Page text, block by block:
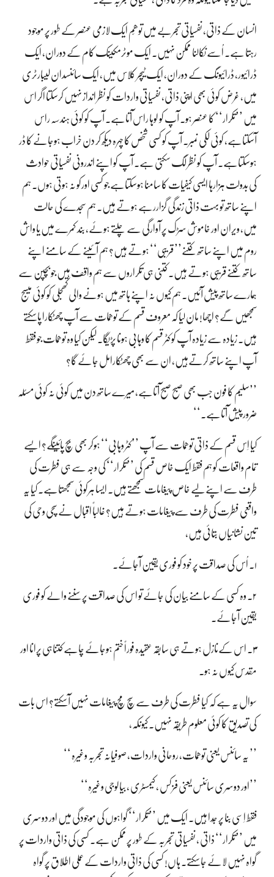
انسان کے ذاتی، نفسیاتی تجربے میں توھّم ایک لازمی عنصر کے طور پر موجود
رہتا ہے۔ اُسے نکالنا ممکن نہیں۔ ایک موٹرمکینک کام کے دوران، ایک
ڈرائیور، ڈرائیونگ کے دوران، ایک ٹیچر کلاس میں، ایک سائنسدان لیبارٹری
میں، غرض کوئی بھی اپنی ذاتی، نفسیاتی واردات کو نظر انداز نہیں کرسکتا اگر اس
میں ’’تکرار‘‘ کا عنصر ہو۔ آپ کو لوہا راس آتاہے۔ آپ کو کوئی ہندسہ راس
آسکتاہے، کوئی لَکی نمبر۔ آپ کو کسی شخص کا چہرہ دیکھ کر دن خراب ہوجانے کا ڈر
ہوسکتاہے۔ آپ کو نظر لگ سکتی ہے۔ آپ کو اپنے اندرونی نفسیاتی حوادث
کی بدولت ہزارہا ایسی کیفیات کا سامنا ہوسکتاہے جو کسی اورکو نہ ہوتی ہوں۔ ہم
اپنے ساتھ تو بہت ذاتی زندگی گزاررہے ہوتے ہیں۔ ہم سجدے کی حالت
میں، ویران اور خاموش سڑک پر آوارگی سے چلتے ہوئے، بند کمرے میں یا واش
روم میں اپنے ساتھ کتنے’’ قریبی‘‘ ہوتے ہیں؟ ہم آئینے کے سامنے اپنے
ساتھ کتنے قریبی ہوتے ہیں۔ کتنی ہی تکراروں سے ہم واقف ہیں جو بچپن سے
ہمارے ساتھ پیش آئیں۔ ہم کیوں نہ اپنے ہاتھ میں ہونے والی کھجلی کو کوئی میسج
سمجھیں گے؟ اچھا! مان لیا کہ معروف قسم کے توھّمات سے آپ چھٹکارا پاسکتے
ہیں۔ زیادہ سے زیادہ آپ کو کٹر قسم کا وہابی ہونا پڑیگا۔ لیکن کیا وہ توھّمات جو فقط
آپ اپنے ساتھ کرتےہیں، ان سے بھی چھٹکارامل جائے گا؟
’’سلیم کا فون جب بھی صبح صبح آتاہے، میرے ساتھ دن میں کوئی نہ کوئی مسئلہ
ضرور پیش آتاہے۔‘‘
کیا اِس قسم کے ذاتی توھّمات سے آپ ’’کٹر وہابی‘‘ ہوکر بھی بچ پائینگے؟ ایسے
تمام واقعات کو ہم فقط ایک خاص قسم کی ’’تکرار‘‘ کی وجہ سے ہی فطرت کی
طرف سے اپنے لیے خاص پیغامات سمجھتے ہیں۔ ایسا ہرکوئی سمجھتاہے۔ کیا یہ
واقعی فطرت کی طرف سے پیغامات ہوتے ہیں؟ غالباً اقبال نے سچی وحی کی
تین نشانیاں بتائی ہیں،
۲۔ وہ کسی کے سامنے بیان کی جائے تو اس کی صداقت پر سننے والے کو فوری
یقین آجائے۔
۳۔ اس کےنازل ہوتے ہی سابقہ عقیدہ فوراً ختم ہوجائے چاہے کتناہی پرانا اور
مقدس کیوں نہ ہو۔
سوال یہ ہے کہ کیا فطرت کی طرف سے سچ مچ پیغامات نہیں آسکتے؟ اس بات
کی تصدیق کا کوئی معلوم طریقہ نہیں۔ کیونکہ،
’’ یہ سائنس یعنی توھّمات، روحانی واردات، صوفیانہ تجربہ وغیرہ ‘‘
’’اور دوسری سائنس یعنی فزکس ، کیمسٹری ، بیالوجی وغیرہ‘‘
فقط اِسی بنا پر جُدا ہیں۔ ایک میں ’’تکرار‘‘ گواہوں کی موجودگی میں اور دوسری
میں ’’تکرار‘‘ ذاتی ، نفسیاتی تجربہ کے طور پر ممکن ہے۔ کسی کی ذاتی واردات پر
گواہ نہیں لائے جاسکتے۔ ہاں! کسی کی ذاتی واردات کے عملی اطلاق پر گواہ